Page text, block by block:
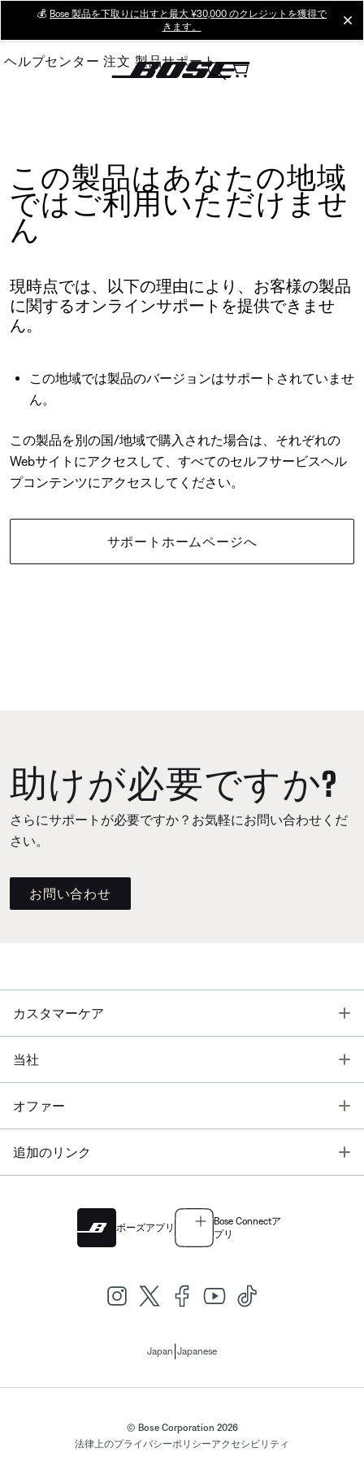
Main
💰 Bose 製品を下取りに出すと最大 ¥30,000 のクレジットを獲得で
きます。
ヘルプセンター 注文 製品サポート
この製品はあなたの地域
ではご利用いただけませ
ん
現時点では、以下の理由により、お客様の製品
に関するオンラインサポートを提供できませ
ん。
この地域では製品のバージョンはサポートされていませ
ん。
この製品を別の国/地域で購入された場合は、それぞれの
Webサイトにアクセスして、すべてのセルフサービスヘル
プコンテンツにアクセスしてください。
サポートホームページへ
助けが必要ですか?
さらにサポートが必要ですか？お気軽にお問い合わせくだ
さい。
お問い合わせ
カスタマーケア
当社
オファー
追加のリンク
ボーズアプリ
Bose Connectア
プリ
Japan Japanese
© Bose Corporation 2026
法律上のプライバシーポリシーアクセシビリティ